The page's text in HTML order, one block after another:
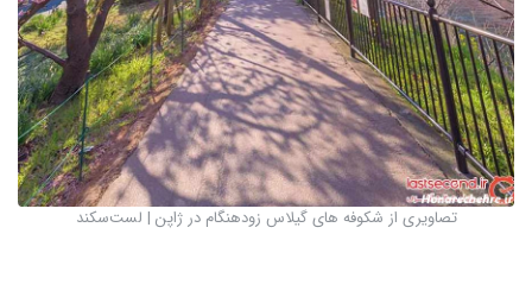
تصاویری از شکوفه های گیلاس زودهنگام در ژاپن | لست‌سکند